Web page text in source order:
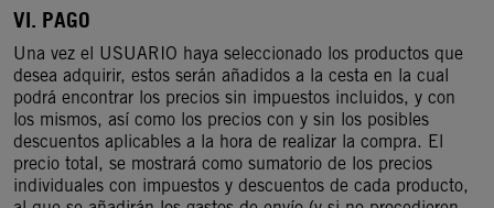
VI. PAGO
Una vez el USUARIO haya seleccionado los productos que
desea adquirir, estos serán añadidos a la cesta en la cual
podrá encontrar los precios sin impuestos incluidos, y con
los mismos, así como los precios con y sin los posibles
descuentos aplicables a la hora de realizar la compra. El
precio total, se mostrará como sumatorio de los precios
individuales con impuestos y descuentos de cada producto,